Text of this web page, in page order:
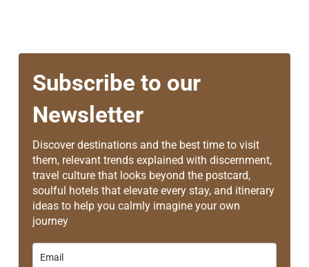
Subscribe to our
Newsletter
Discover destinations and the best time to visit
them, relevant trends explained with discernment,
travel culture that looks beyond the postcard,
soulful hotels that elevate every stay, and itinerary
ideas to help you calmly imagine your own
journey